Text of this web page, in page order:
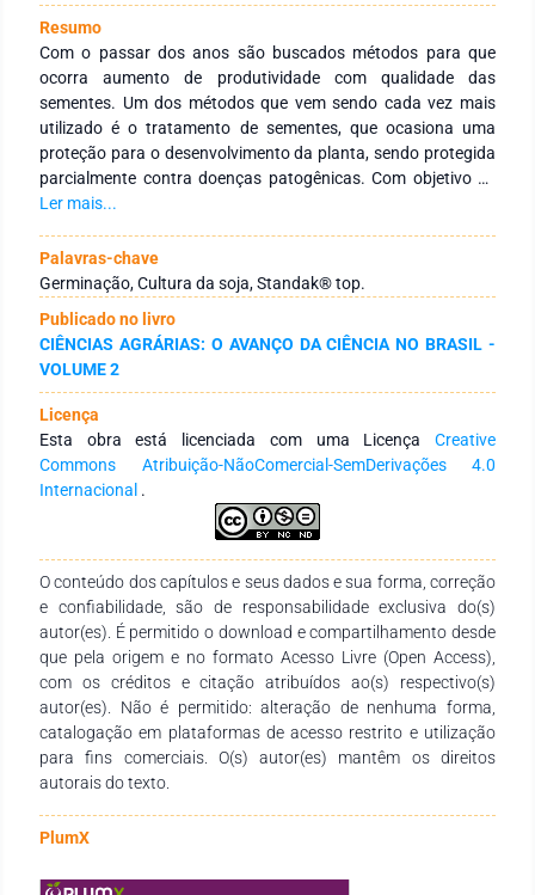
Resumo
Com o passar dos anos são buscados métodos para que
ocorra aumento de produtividade com qualidade das
sementes. Um dos métodos que vem sendo cada vez mais
utilizado é o tratamento de sementes, que ocasiona uma
proteção para o desenvolvimento da planta, sendo protegida
parcialmente contra doenças patogênicas. Com objetivo de
analisar a longevidade das sementes de soja com tratamento
pronta contendo o inseticida Fipronil do grupo pirazol, e os
fungicidas Piraclostrobina do grupo das estrubirulinas e Metil
Tiofanato do grupo dos benzimidazois, seletivo para a cultura
da soja, que quando utilizado protege as plântulas contra o
ataque de pragas e fungos. O plantio foi realizado
semanalmente para sementes com tratamento e sem
tratamento e conseguimos verificar diferenças na
porcentagem de germinação como mostra o trabalho a
seguir. A avaliação foi realizada fazendo a semeadura
semanalmente e verificando se aquelas sementes
germinaram e quantas pelo fato de estarem tratadas a algum
tempo armazenadas. Pequenos produtores acabam
acaba sendo um procedimento fácil, com a utilização de
tambores ou até mesmo de uma betoneira os produtores
conseguem realizar este procedimento.
Ler mais...
Palavras-chave
Germinação, Cultura da soja, Standak® top.
Publicado no livro
CIÊNCIAS AGRÁRIAS: O AVANÇO DA CIÊNCIA NO BRASIL -
VOLUME 2
Licença
Esta obra está licenciada com uma Licença Creative
Commons Atribuição-NãoComercial-SemDerivações 4.0
Internacional .
O conteúdo dos capítulos e seus dados e sua forma, correção
e confiabilidade, são de responsabilidade exclusiva do(s)
autor(es). É permitido o download e compartilhamento desde
que pela origem e no formato Acesso Livre (Open Access),
com os créditos e citação atribuídos ao(s) respectivo(s)
autor(es). Não é permitido: alteração de nenhuma forma,
catalogação em plataformas de acesso restrito e utilização
para fins comerciais. O(s) autor(es) mantêm os direitos
autorais do texto.
PlumX